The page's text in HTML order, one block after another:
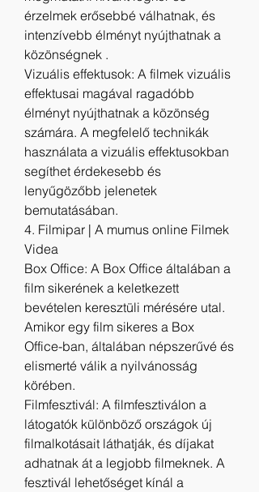
érzelmek erősebbé válhatnak, és
intenzívebb élményt nyújthatnak a
közönségnek .
Vizuális effektusok: A filmek vizuális
effektusai magával ragadóbb
élményt nyújthatnak a közönség
számára. A megfelelő technikák
használata a vizuális effektusokban
segíthet érdekesebb és
lenyűgözőbb jelenetek
bemutatásában.
4. Filmipar | A mumus online Filmek
Videa
Box Office: A Box Office általában a
film sikerének a keletkezett
bevételen keresztüli mérésére utal.
Amikor egy film sikeres a Box
Office-ban, általában népszerűvé és
elismerté válik a nyilvánosság
körében.
Filmfesztivál: A filmfesztiválon a
látogatók különböző országok új
filmalkotásait láthatják, és díjakat
adhatnak át a legjobb filmeknek. A
fesztivál lehetőséget kínál a